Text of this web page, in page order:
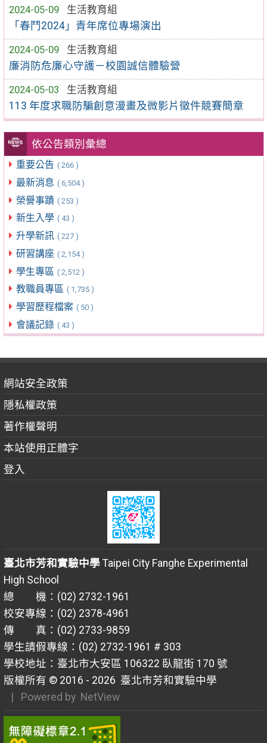
2024-05-09
生活教育組
「春鬥2024」青年席位專場演出
2024-05-09
生活教育組
廉消防危廉心守護－校園誠信體驗營
2024-05-03
生活教育組
113 年度求職防騙創意漫畫及微影片徵件競賽簡章
依公告類別彙總
重要公告 ( 266 )
最新消息 ( 6,504 )
榮譽事蹟 ( 253 )
新生入學 ( 43 )
升學新訊 ( 227 )
研習講座 ( 2,154 )
學生專區 ( 2,512 )
教職員專區 ( 1,735 )
學習歷程檔案 ( 50 )
會議記錄 ( 43 )
網站安全政策
隱私權政策
著作權聲明
本站使用正體字
登入
臺北市芳和實驗中學Taipei City Fanghe Experimental
High School
總 機：(02) 2732-1961
校安專線：(02) 2378-4961
傳 真：(02) 2733-9859
學生請假專線：(02) 2732-1961 # 303
學校地址：臺北市大安區 106322 臥龍街 170 號
版權所有 © 2016 - 2026 臺北市芳和實驗中學
| Powered by NetView